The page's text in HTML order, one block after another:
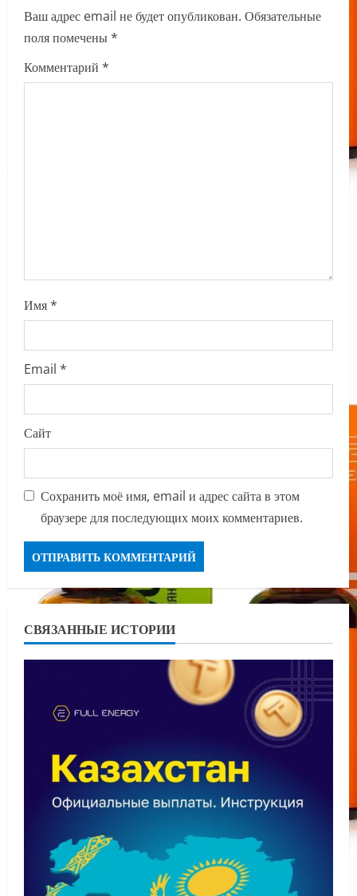
i
g
Ваш адрес email не будет опубликован. Обязательные
поля помечены*
Комментарий *
Имя*
Email *
Сайт
Сохранить моё имя, email и адрес сайта в этом
браузере для последующих моих комментариев.
СВЯЗАННЫЕ ИСТОРИИ